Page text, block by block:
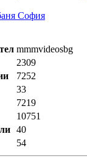
София
mmmvideosbg
2309
7252
33
7219
10751
40
54